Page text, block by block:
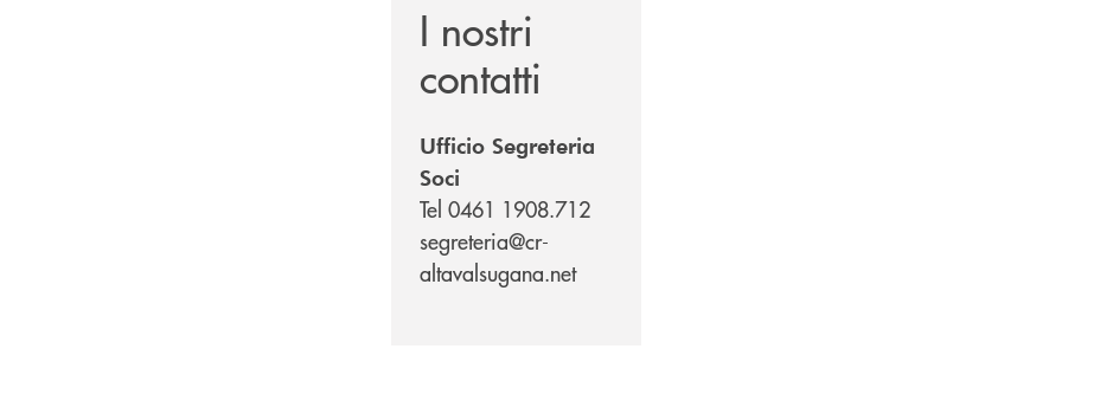
I nostri
contatti
Ufficio Segreteria
Soci
Tel 0461 1908.712
segreteria@cr-
altavalsugana.net